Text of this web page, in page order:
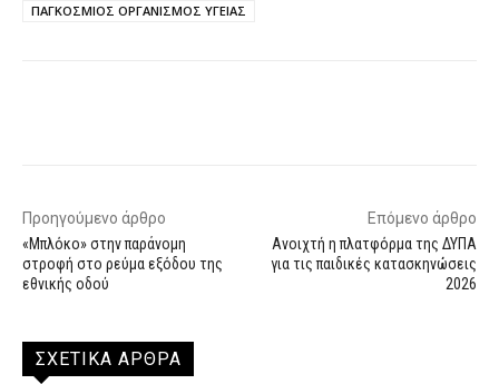
ΠΑΓΚΟΣΜΙΟΣ ΟΡΓΑΝΙΣΜΟΣ ΥΓΕΙΑΣ
Προηγούμενο άρθρο
«Μπλόκο» στην παράνομη
στροφή στο ρεύμα εξόδου της
εθνικής οδού
Επόμενο άρθρο
Ανοιχτή η πλατφόρμα της ΔΥΠΑ
για τις παιδικές κατασκηνώσεις
2026
ΣΧΕΤΙΚΑ ΑΡΘΡΑ